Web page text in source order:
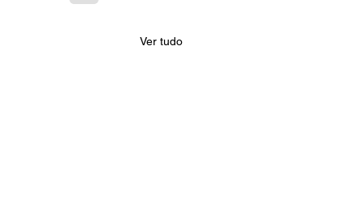
Ver tudo